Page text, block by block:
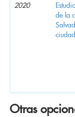
2020
de la
Otras